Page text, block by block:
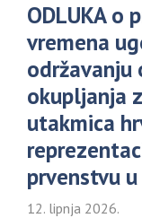
ODLUKA o
vremena
održavanju
okupljanja
utakmica
prvenstvu
12. lipnja 2026.